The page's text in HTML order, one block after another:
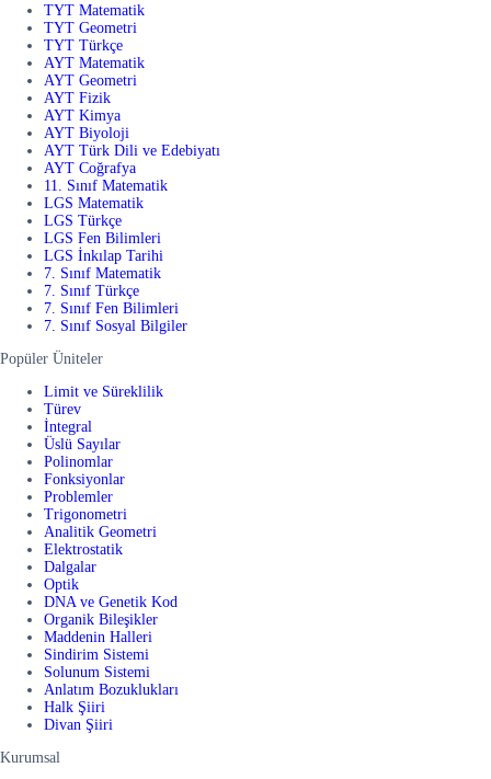
TYT Matematik
TYT Geometri
TYT Türkçe
AYT Matematik
AYT Geometri
AYT Fizik
AYT Kimya
AYT Biyoloji
AYT Türk Dili ve Edebiyatı
AYT Coğrafya
11. Sınıf Matematik
LGS Matematik
LGS Türkçe
LGS Fen Bilimleri
LGS İnkılap Tarihi
7. Sınıf Matematik
7. Sınıf Türkçe
7. Sınıf Fen Bilimleri
7. Sınıf Sosyal Bilgiler
Popüler Üniteler
Limit ve Süreklilik
Türev
İntegral
Üslü Sayılar
Polinomlar
Fonksiyonlar
Problemler
Trigonometri
Analitik Geometri
Elektrostatik
Dalgalar
Optik
DNA ve Genetik Kod
Organik Bileşikler
Maddenin Halleri
Sindirim Sistemi
Solunum Sistemi
Anlatım Bozuklukları
Halk Şiiri
Divan Şiiri
Kurumsal